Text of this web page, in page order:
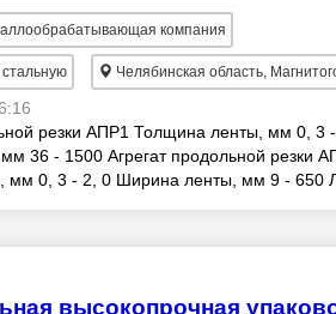
компания
Челябинская область,
резки АПР1 Толщина ленты, мм 0, 3
36 - 1500 Агрегат продольной резки
мм 0, 3 - 2, 0 Ширина ленты, мм 9 - 650